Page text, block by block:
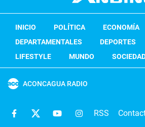
INICIO POLÍTICA ECONOMÍA
DEPARTAMENTALES
DEPORTES
LIFESTYLE
MUNDO
ACONCAGUA RADIO
RSS